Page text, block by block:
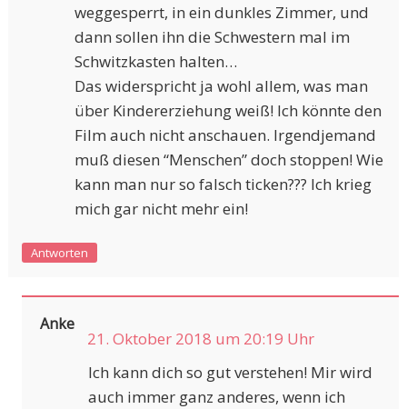
weggesperrt, in ein dunkles Zimmer, und
dann sollen ihn die Schwestern mal im
Schwitzkasten halten…
Das widerspricht ja wohl allem, was man
über Kindererziehung weiß! Ich könnte den
Film auch nicht anschauen. Irgendjemand
muß diesen “Menschen” doch stoppen! Wie
kann man nur so falsch ticken??? Ich krieg
mich gar nicht mehr ein!
Antworten
Anke
21. Oktober 2018 um 20:19 Uhr
Ich kann dich so gut verstehen! Mir wird
auch immer ganz anderes, wenn ich